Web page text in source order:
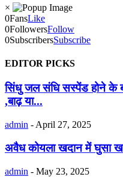
×
0FansLike
0FollowersFollow
0SubscribersSubscribe
EDITOR PICKS
सिंधु जल संधि सस्पेंड होने के
,बाढ़ या...
admin - April 27, 2025
अवैध कोयला खदान में घुसा
admin - May 23, 2025